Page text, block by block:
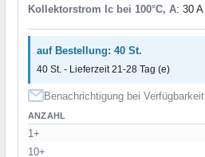
Kollektorstrom Ic bei 100°C, A: 30 A
auf Bestellung: 40 St.
40 St. - Lieferzeit 21-28 Tag (e)
Benachrichtigung bei Verfügbarkeit
ANZAHL
1+
10+